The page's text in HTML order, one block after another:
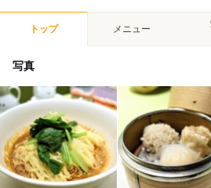
トップ メニュー
写真